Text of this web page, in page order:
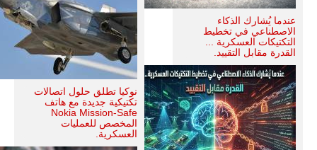
عندما يُشارك الذكاء
الاصطناعي في تخطيط
التكتيكات العسكرية ...
القدرة مقابل التقييد.
نوكيا تطلق حلول اتصالات
تكتيكية جديدة مع هاتف
Nokia Mission-Safe
المخصص للعمليات
العسكرية.